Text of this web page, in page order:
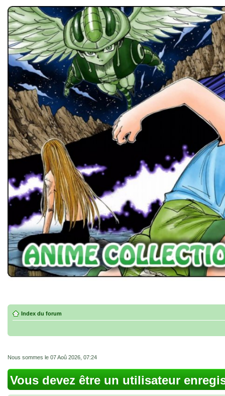
Index du forum
Nous sommes le 07 Aoû 2026, 07:24
Vous devez être un utilisateur